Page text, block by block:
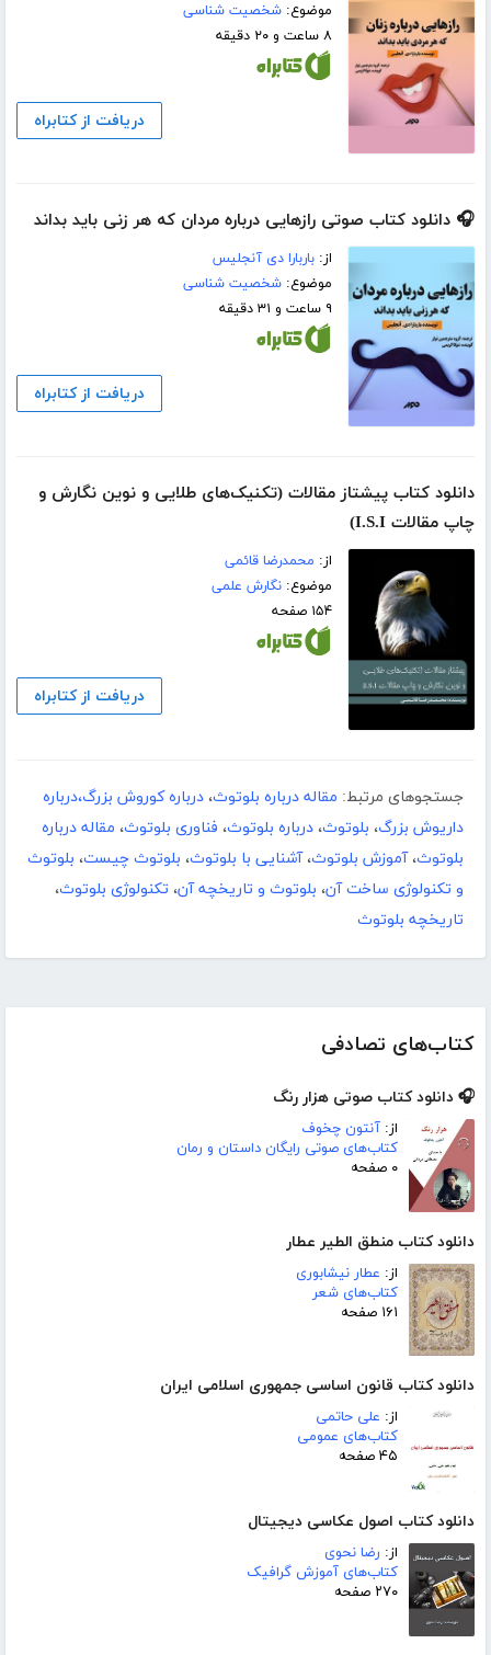
کتاب‌های تصادفی
🎧 دانلود کتاب صوتی هزار رنگ
از: آنتون چخوف
کتاب‌های صوتی رایگان داستان و رمان
۰ صفحه
دانلود کتاب منطق الطیر عطار
از: عطار نیشابوری
کتاب‌های شعر
۱۶۱ صفحه
دانلود کتاب قانون اساسی جمهوری اسلامی ایران
از: علی حاتمی
کتاب‌های عمومی
۴۵ صفحه
دانلود کتاب اصول عکاسی دیجیتال
از: رضا نحوی
کتاب‌های آموزش گرافیک
۲۷۰ صفحه
موضوع:شخصیت شناسی
۸ ساعت و ۲۰ دقیقه
دریافت از کتابراه
🎧 دانلود کتاب صوتی رازهایی درباره مردان که هر زنی باید بداند
از:باربارا دی آنجلیس
موضوع:شخصیت شناسی
۹ ساعت و ۳۱ دقیقه
دریافت از کتابراه
دانلود کتاب پیشتاز مقالات (تکنیک‌های طلایی و نوین نگارش و
چاپ مقالات I.S.I)
از: محمدرضا قائمی
موضوع:نگارش علمی
۱۵۴ صفحه
دریافت از کتابراه
جستجوهای مرتبط: مقاله درباره بلوتوث، درباره کوروش بزرگ،درباره
داریوش بزرگ، بلوتوث، درباره بلوتوث، فناوری بلوتوث، مقاله درباره
بلوتوث،آموزش بلوتوث،آشنایی با بلوتوث، بلوتوث چیست، بلوتوث
و تکنولوژی ساخت آن، بلوتوث و تاریخچه آن، تکنولوژی بلوتوث،
تاریخچه بلوتوث